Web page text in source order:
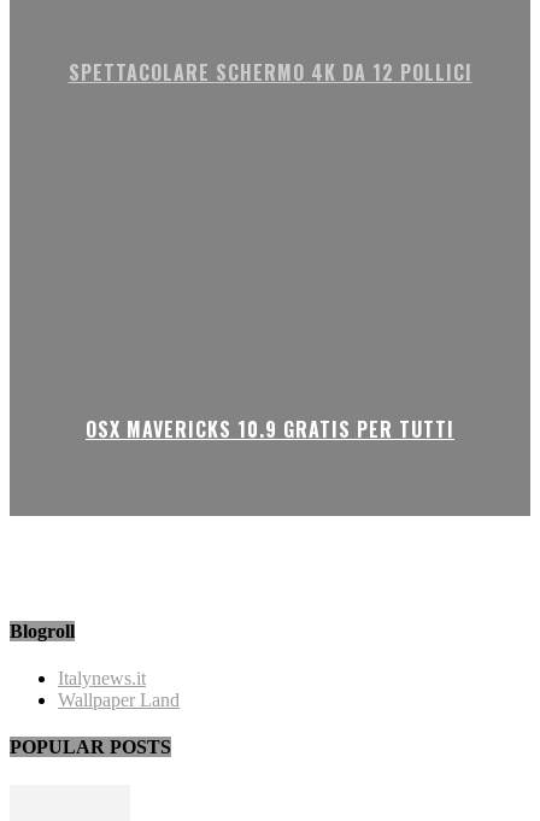
SPETTACOLARE SCHERMO 4K DA 12 POLLICI
OSX MAVERICKS 10.9 GRATIS PER TUTTI
Blogroll
Italynews.it
Wallpaper Land
POPULAR POSTS